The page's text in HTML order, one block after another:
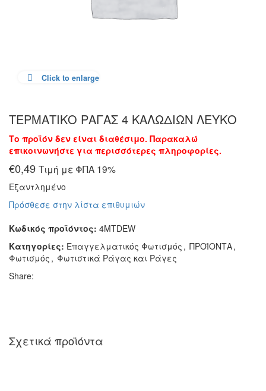
Click to enlarge
ΤΕΡΜΑΤΙΚΟ ΡΑΓΑΣ 4 ΚΑΛΩΔΙΩΝ ΛΕΥΚΟ
Το προϊόν δεν είναι διαθέσιμο. Παρακαλώ
επικοινωνήστε για περισσότερες πληροφορίες.
€0,49 Τιμή με ΦΠΑ 19%
Εξαντλημένο
Πρόσθεσε στην λίστα επιθυμιών
Κωδικός προϊόντος: 4MTDEW
Κατηγορίες: Επαγγελματικός Φωτισμός , ΠΡΟΪΟΝΤΑ,
Φωτισμός , Φωτιστικά Ράγας και Ράγες
Share:
Σχετικά προϊόντα